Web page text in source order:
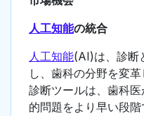
人工知能の統合
人工知能(AI)は、診断
し、歯科の分野を変
診断ツールは、歯科
的問題をより早い段階